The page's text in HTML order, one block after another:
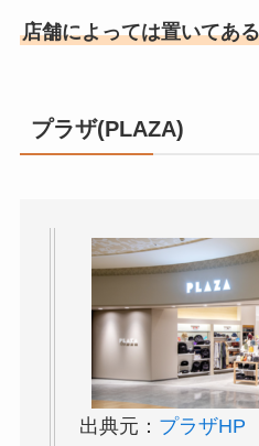
店舗によっては置いてあ
プラザ(PLAZA)
出典元： プラザHP